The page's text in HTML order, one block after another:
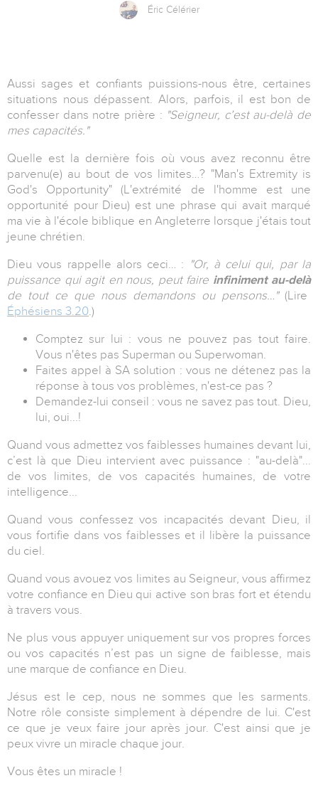
Éric Célérier
Aussi sages et confiants puissions-nous être, certaines
situations nous dépassent. Alors, parfois, il est bon de
confesser dans notre prière : "Seigneur, c’est au-delà de
mes capacités."
Quelle est la dernière fois où vous avez reconnu être
parvenu(e) au bout de vos limites…? "Man's Extremity is
God's Opportunity" (L'extrémité de l'homme est une
opportunité pour Dieu) est une phrase qui avait marqué
ma vie à l'école biblique en Angleterre lorsque j'étais tout
jeune chrétien.
Dieu vous rappelle alors ceci… :
"Or, à celui qui, par la
puissance qui agit en nous, peut faire infiniment au-delà
de tout ce que nous demandons ou pensons…" (Lire
Éphésiens 3.20.)
Comptez sur lui : vous ne pouvez pas tout faire.
Vous n'êtes pas Superman ou Superwoman.
Faites appel à SA solution : vous ne détenez pas la
réponse à tous vos problèmes, n'est-ce pas ?
Demandez-lui conseil : vous ne savez pas tout. Dieu,
lui, oui...!
Quand vous admettez vos faiblesses humaines devant lui,
c’est là que Dieu intervient avec puissance : "au-delà"...
de vos limites, de vos capacités humaines, de votre
intelligence...
Quand vous confessez vos incapacités devant Dieu, il
vous fortifie dans vos faiblesses et il libère la puissance
du ciel.
Quand vous avouez vos limites au Seigneur, vous affirmez
votre confiance en Dieu qui active son bras fort et étendu
à travers vous.
Ne plus vous appuyer uniquement sur vos propres forces
ou vos capacités n’est pas un signe de faiblesse, mais
une marque de confiance en Dieu.
Jésus est le cep, nous ne sommes que les sarments.
Notre rôle consiste simplement à dépendre de lui. C'est
ce que je veux faire jour après jour. C'est ainsi que je
peux vivre un miracle chaque jour.
Vous êtes un miracle !